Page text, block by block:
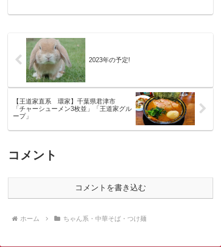
だきます。
2023年の予定!
【王道家直系 環家】千葉県君津市
「チャーシューメン3枚並」「王道家グル
ープ」
コメント
コメントを書き込む
ホーム ちゃん系・中華そば・つけ麺